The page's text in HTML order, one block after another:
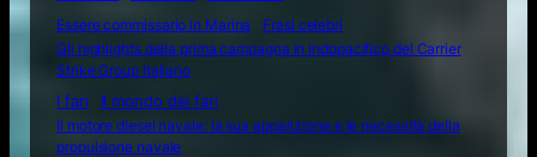
Essere commissario in Marina
Frasi celebri
Gli highlights della prima campagna in Indopacifico del Carrier
Strike Group italiano
I fari
Il mondo dei fari
Il motore diesel navale: la sua apparizione e le necessità della
propulsione navale